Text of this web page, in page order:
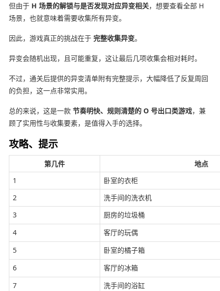
但由于 H 场景的解锁与是否发现对应异变相关，想要查看全部 H
场景，也就意味着需要收集所有异变。
因此，游戏真正的挑战在于 完整收集异变。
异变会随机出现，且可能重复，这让最后几项收集会相对耗时。
不过，通关后提供的异变清单附有完整提示，大幅降低了反复周回
的负担，这一点非常实用。
总的来说，这是一款 节奏明快、规则清楚的 O 号出口类游戏，兼
顾了实用性与收集要素，是值得入手的选择。
攻略、提示
第几件
地点
1
卧室的衣柜
2
洗手间的洗衣机
3
厨房的垃圾桶
4
客厅的玩偶
5
卧室的橘子箱
6
客厅的冰箱
7
洗手间的浴缸